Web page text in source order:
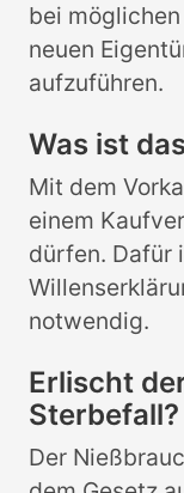
bei
neuen
aufzuführen.
Was ist
Mit dem
einem
dürfen. Dafür
notwendig.
Erlischt
Sterbefall?
Der